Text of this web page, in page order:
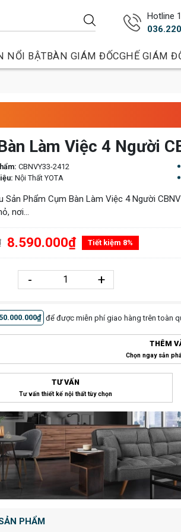
Hotline 1
NỔI BẬTBÀN GIÁM ĐỐCGHẾ GIÁM
Làm Việc 4 Người
CBNVY33-2412
Nội Thất YOTA
Sản Phẩm Cụm Bàn Làm Việc 4 Người
nơi...
8.590.000₫ Tiết kiệm 8%
- +
để được miễn phí giao hàng trên toàn
THÊM
Chọn ngay sản
TƯ VẤN
Tư vấn thiết kế nội thất tùy chọn
PHẨM